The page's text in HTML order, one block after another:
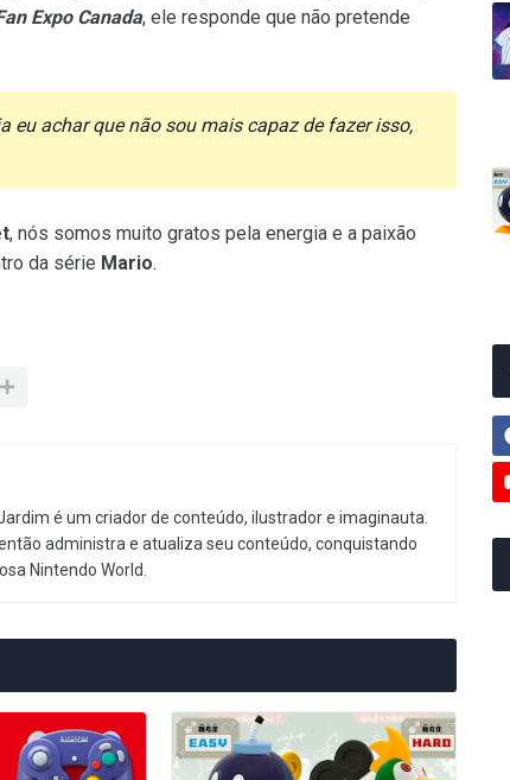
Expo Canada, ele responde que não pretende
eu achar que não sou mais capaz de fazer isso,
, nós somos muito gratos pela energia e a paixão
da série Mario.
é um criador de conteúdo, ilustrador e imaginauta.
administra e atualiza seu conteúdo, conquistando
Nintendo World.